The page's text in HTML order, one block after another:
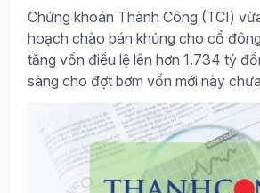
Chứng khoán Thành Công (TCI)
hoạch chào bán khủng cho cổ
tăng vốn điều lệ lên hơn 1.734 tỷ
sàng cho đợt bơm vốn mới này